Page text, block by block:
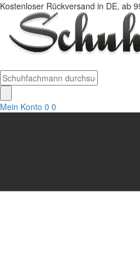
Kostenloser Rückversand in DE, ab
Mein Konto 0 0